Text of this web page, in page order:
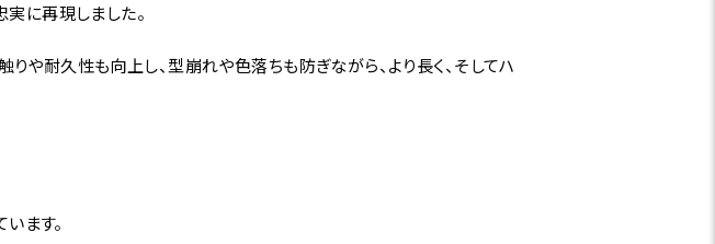
に再現しました。
や耐久性も向上し、型崩れや色落ちも防ぎながら、より長く、そしてハ
ます。